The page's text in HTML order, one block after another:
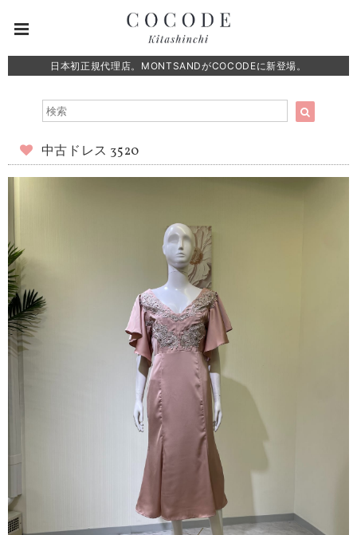
日本初正規代理店。MONTSANDがCOCODEに新登場。
中古ドレス 3520